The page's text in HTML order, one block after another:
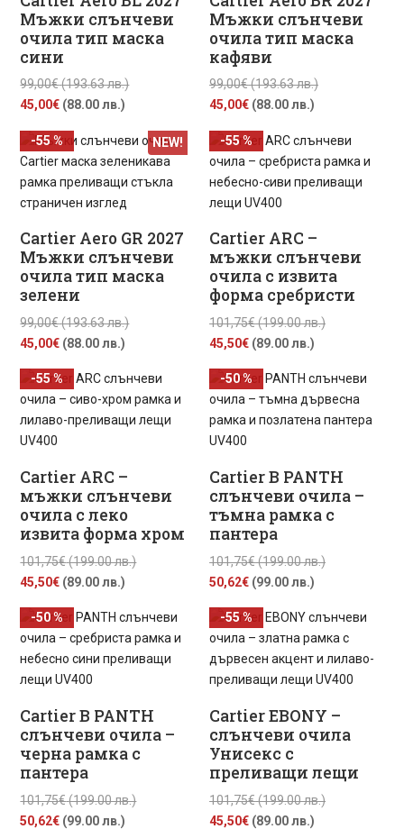
Мъжки слънчеви
очила тип маска
сини
99,00€(193.63 лв.)Original
99,00€
(193.63
лв.).
45,00€ (88.00 лв.)
е:
45,00€
(88.00
лв.).
Мъжки слънчеви
очила тип маска
кафяви
99,00€(193.63 лв.)Original
99,00€
(193.63
лв.).
45,00€ (88.00 лв.)
е:
45,00€
(88.00
Cartier Aero GR 2027
Мъжки слънчеви
очила тип маска
зелени
NEW!
99,00€(193.63 лв.)Original
99,00€
(193.63
лв.).
45,00€ (88.00 лв.)
е:
45,00€
(88.00
-55 %
Cartier ARC –
мъжки слънчеви
очила с извита
форма сребристи
101,75€(199.00 лв.)Original
101,75€
(199.00
лв.).
45,50€ (89.00 лв.)
е:
45,50€
(89.00
-55 %
Cartier ARC –
мъжки слънчеви
очила с леко
извита форма хром
101,75€(199.00 лв.)Original
101,75€
(199.00
лв.).
45,50€ (89.00 лв.)
е:
45,50€
(89.00
-55 %
Cartier B PANTH
слънчеви очила –
тъмна рамка с
пантера
101,75€(199.00 лв.)Original
101,75€
(199.00
лв.).
50,62€ (99.00 лв.)
е:
50,62€
(99.00
лв.).
-50 %
Cartier B PANTH
слънчеви очила –
черна рамка с
пантера
101,75€(199.00 лв.)Original
50,62€ (99.00 лв.)
-50 %
Cartier EBONY –
слънчеви очила
Унисекс с
преливащи лещи
101,75€(199.00 лв.)Original
45,50€ (89.00 лв.)
-55 %